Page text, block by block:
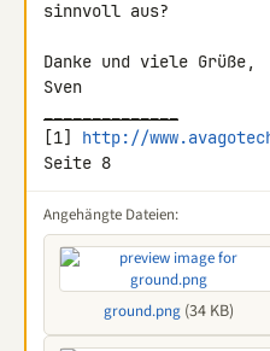
sinnvoll aus?
Danke und viele Grüße,
[1] http://
Seite 8
Angehängte Dateien:
ground.png(34 KB)